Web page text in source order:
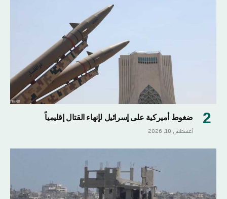
ضغوط أميركية على إسرائيل لإنهاء القتال إقليمياً
أغسطس 10, 2026